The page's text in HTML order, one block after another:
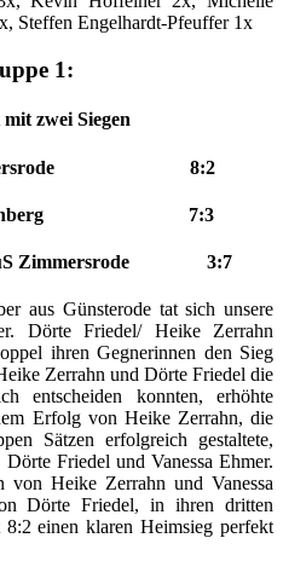
Steffen Engelhardt-Pfeuffer 1x
1:
zwei Siegen
Zimmersrode 8:2
Ellenberg 7:3
TuS Zimmersrode 3:7
aus Günsterode tat sich unsere
Dörte Friedel/ Heike Zerrahn
ihren Gegnerinnen den Sieg
Zerrahn und Dörte Friedel die
entscheiden konnten, erhöhte
Erfolg von Heike Zerrahn, die
Sätzen erfolgreich gestaltete,
Friedel und Vanessa Ehmer.
von Heike Zerrahn und Vanessa
Dörte Friedel, in ihren dritten
einen klaren Heimsieg perfekt